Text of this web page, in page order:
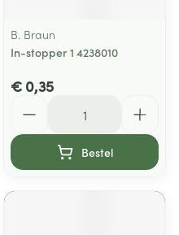
B. Braun
In-stopper 1 4238010
€ 0,35
Bestel